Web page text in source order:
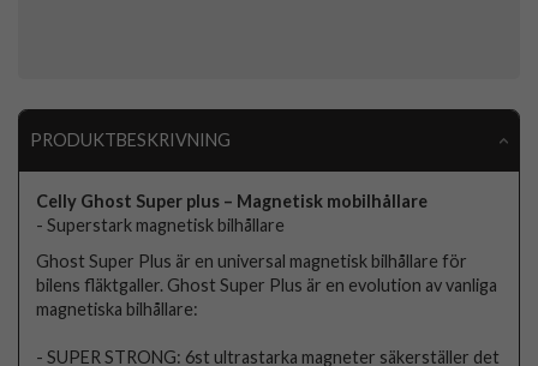
PRODUKTBESKRIVNING
Celly Ghost Super plus – Magnetisk mobilhållare
- Superstark magnetisk bilhållare
Ghost Super Plus är en universal magnetisk bilhållare för
bilens fläktgaller. Ghost Super Plus är en evolution av vanliga
magnetiska bilhållare:
- SUPER STRONG: 6st ultrastarka magneter säkerställer det